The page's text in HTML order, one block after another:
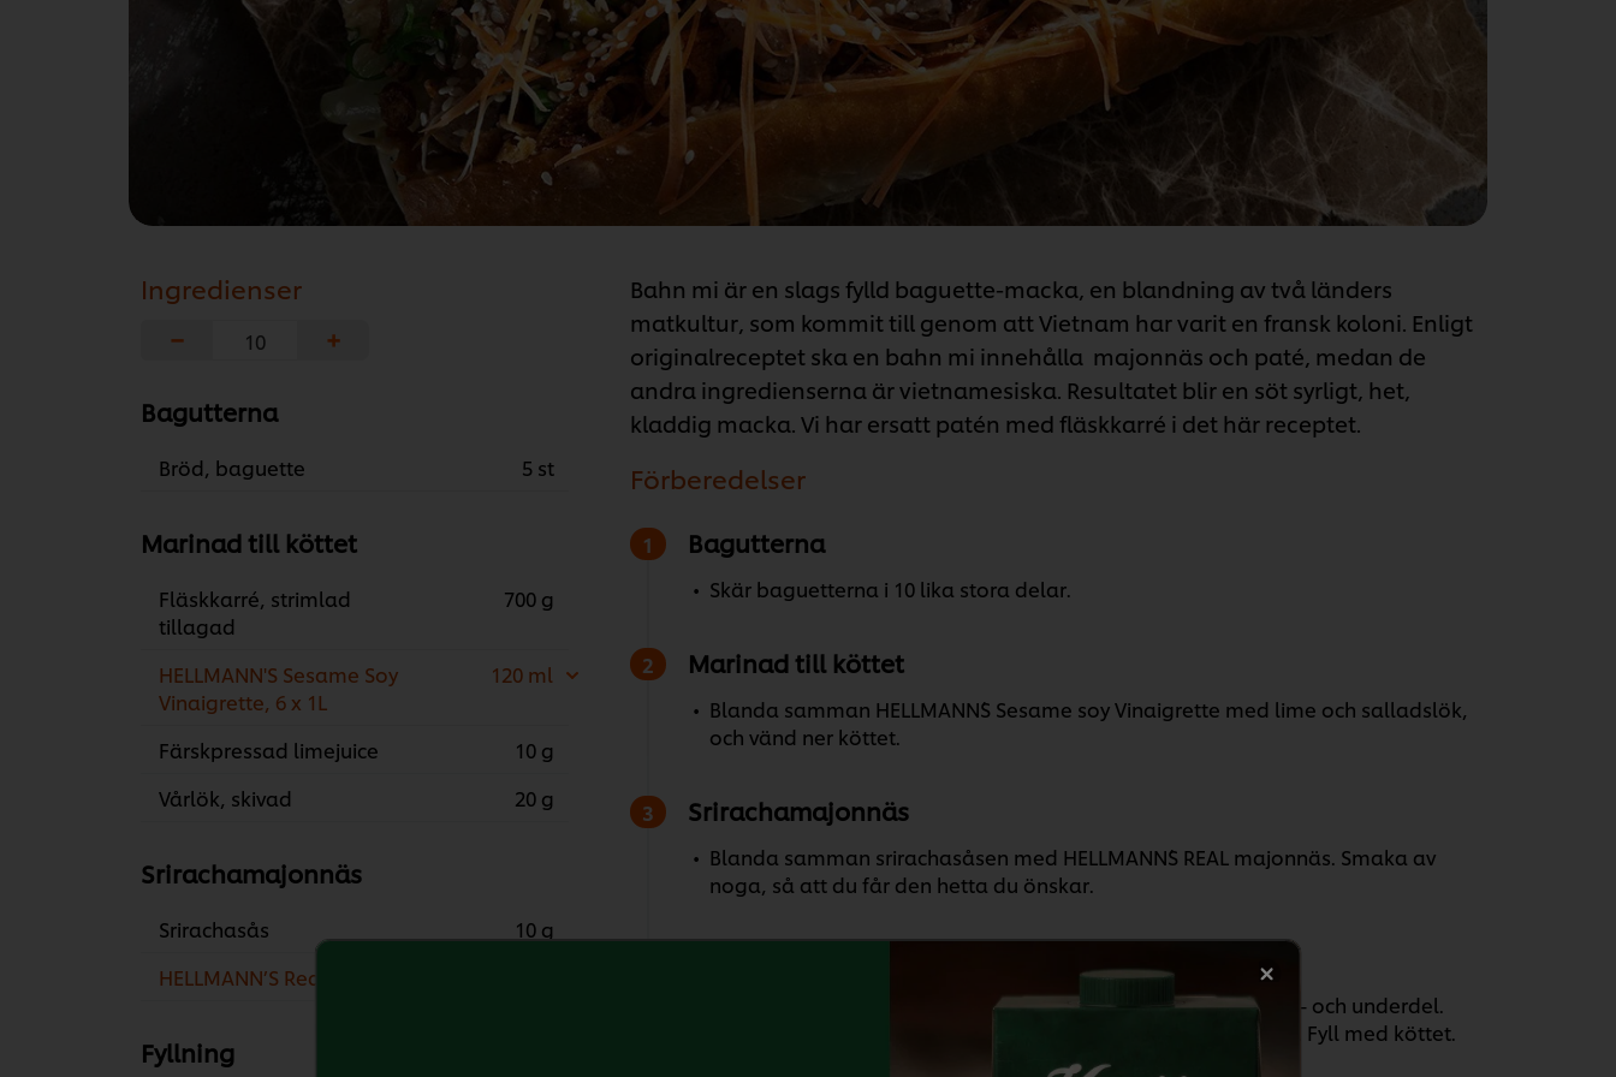
Ingredienser
−
+
Bagutterna
Bröd, baguette 5 st
Marinad till köttet
Fläskkarré, strimlad
tillagad
700 g
HELLMANN'S Sesame Soy
Vinaigrette, 6 x 1L
120 ml
Färskpressad limejuice
10 g
Vårlök, skivad
20 g
Srirachamajonnäs
Srirachasås
10 g
HELLMANN’S Real
Fyllning
Bahn mi är en slags fylld baguette-macka, en blandning av två länders
matkultur, som kommit till genom att Vietnam har varit en fransk koloni. Enligt
originalreceptet ska en bahn mi innehålla majonnäs och paté, medan de
andra ingredienserna är vietnamesiska. Resultatet blir en söt syrligt, het,
kladdig macka. Vi har ersatt patén med fläskkarré i det här receptet.
Förberedelser
Bagutterna
Skär baguetterna i 10 lika stora delar.
Marinad till köttet
Blanda samman HELLMANN´S Sesame soy Vinaigrette med lime och salladslök,
och vänd ner köttet.
Srirachamajonnäs
Blanda samman srirachasåsen med HELLMANN´S REAL majonnäs. Smaka av
noga, så att du får den hetta du önskar.
Dela baguette-bitarna och pensla majonnäsen på både över- och underdel.
Lägg på isbergssallad, picklad chili, rostad lök och koriander. Fyll med köttet.